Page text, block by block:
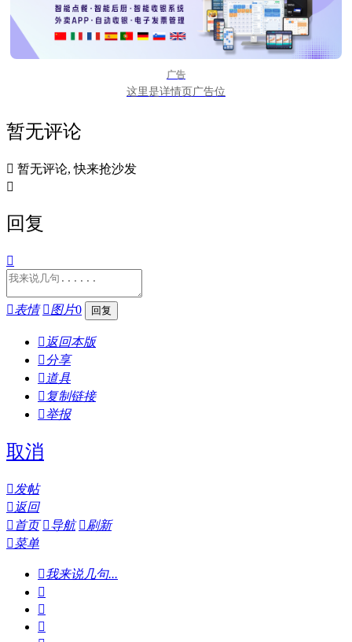
广告
这里是详情页广告位
暂无评论
 暂无评论, 快来抢沙发

回复

表情 图片0
 返回本版
分享
 道具
 复制链接
举报
取消
发帖
 返回
 首页 导航 刷新
菜单
我来说几句...


